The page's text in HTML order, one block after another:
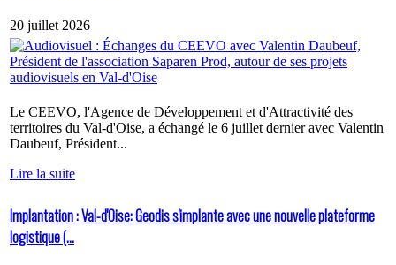
20 juillet 2026
Le CEEVO, l'Agence de Développement et d'Attractivité des
territoires du Val-d'Oise, a échangé le 6 juillet dernier avec Valentin
Daubeuf, Président...
Lire la suite
Implantation : Val-d'Oise: Geodis s'implante avec une nouvelle plateforme
logistique (...